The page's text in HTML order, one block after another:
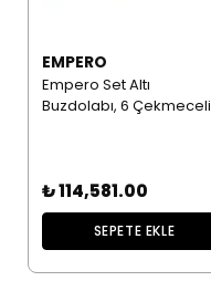
EMPERO
Empero Set Altı
Buzdolabı, 6 Çekmeceli
₺ 114,581.00
SEPETE EKLE